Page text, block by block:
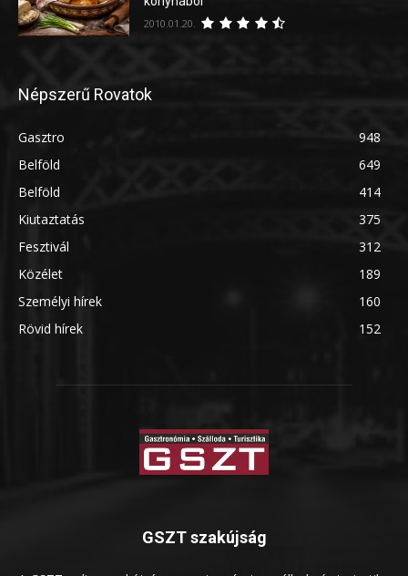
2010.01.20.
Népszerű Rovatok
Gasztro
948
Belföld
649
Belföld
414
Kiutaztatás
375
Fesztivál
312
Közélet
189
Személyi hírek
160
Rövid hírek
152
GSZT szakújság